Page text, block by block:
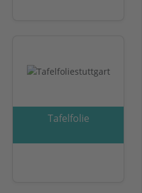
Tafelfolie